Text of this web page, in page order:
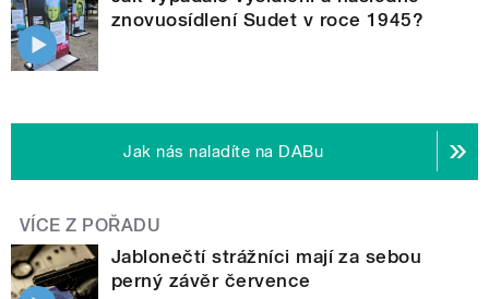
znovuosídlení Sudet v roce 1945?
Jak nás naladíte na DABu
VÍCE Z POŘADU
Jablonečtí strážníci mají za sebou
perný závěr července